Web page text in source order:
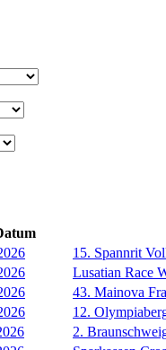
15. Spannrit
Lusatian Race
43. Mainova
12.
2.